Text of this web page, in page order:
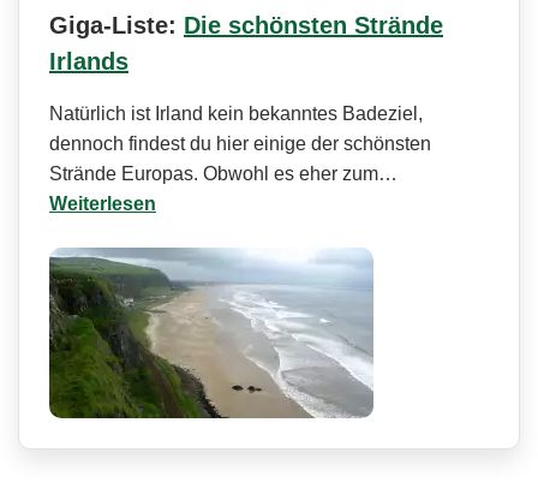
Giga-Liste: Die schönsten Strände
Irlands
Natürlich ist Irland kein bekanntes Badeziel,
dennoch findest du hier einige der schönsten
Strände Europas. Obwohl es eher zum…
Weiterlesen